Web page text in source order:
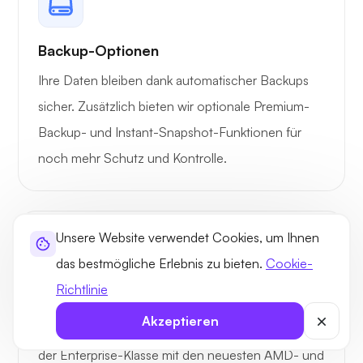
Unsere Website verwendet Cookies, um Ihnen
das bestmögliche Erlebnis zu bieten. Cookie-
Richtlinie
Akzeptieren
Port-
Kostenlose SSL-
Zertifikate
Garantierte
MySQL-Datenbank Unbegrenzt
DNS-Manager
FTP / FTPS
Backup-Optionen
Ihre Daten bleiben dank automatischer Backups
sicher. Zusätzlich bieten wir optionale Premium-
Backup- und Instant-Snapshot-Funktionen für
noch mehr Schutz und Kontrolle.
Enterprise-Klasse
UltaHost läuft auf Supermicro- und Dell-Servern
der Enterprise-Klasse mit den neuesten AMD- und